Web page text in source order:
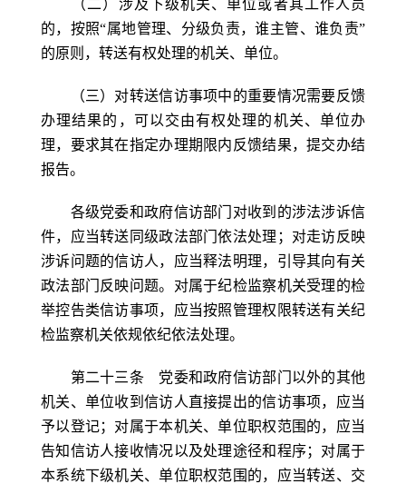
（二）涉及下级机关、单位或者其工作人员
的，按照“属地管理、分级负责，谁主管、谁负责”
的原则，转送有权处理的机关、单位。
（三）对转送信访事项中的重要情况需要反馈
办理结果的，可以交由有权处理的机关、单位办
理，要求其在指定办理期限内反馈结果，提交办结
报告。
各级党委和政府信访部门对收到的涉法涉诉信
件，应当转送同级政法部门依法处理；对走访反映
涉诉问题的信访人，应当释法明理，引导其向有关
政法部门反映问题。对属于纪检监察机关受理的检
举控告类信访事项，应当按照管理权限转送有关纪
检监察机关依规依纪依法处理。
第二十三条 党委和政府信访部门以外的其他
机关、单位收到信访人直接提出的信访事项，应当
予以登记；对属于本机关、单位职权范围的，应当
告知信访人接收情况以及处理途径和程序；对属于
本系统下级机关、单位职权范围的，应当转送、交